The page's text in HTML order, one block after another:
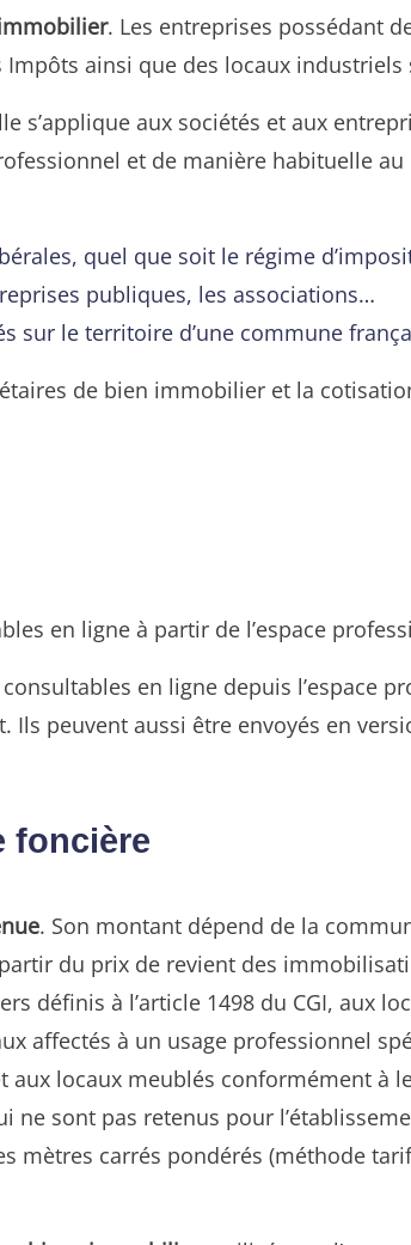
. Les entreprises possédant
Impôts ainsi que des locaux
s’applique aux sociétés et aux
et de manière habituelle au
quel que soit le régime
publiques, les associations…
sur le territoire d’une commune
de bien immobilier et la
en ligne à partir de l’espace
en ligne depuis l’espace
peuvent aussi être envoyés en
foncière
. Son montant dépend de la
du prix de revient des
définis à l’article 1498 du CGI, aux
affectés à un usage professionnel
aux locaux meublés conformément
ne sont pas retenus pour
mètres carrés pondérés (méthode